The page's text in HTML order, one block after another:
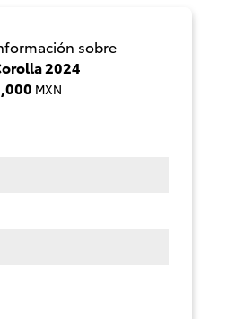
sobre
2024
MXN